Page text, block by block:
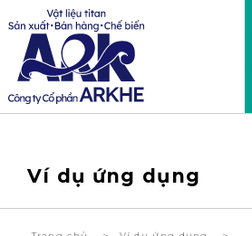
Ví dụ ứng dụng